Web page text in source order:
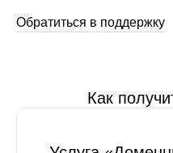
Обратиться в поддержку
Как